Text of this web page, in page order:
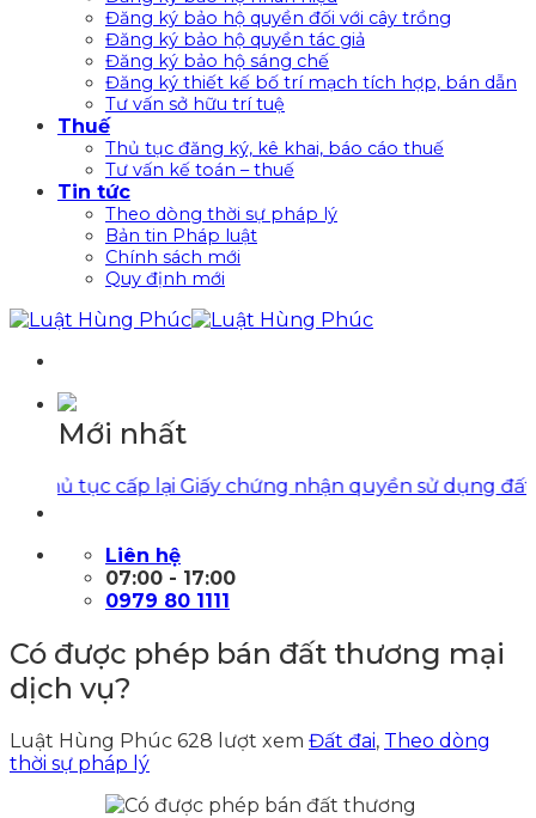
Đăng ký bảo hộ quyền đối với cây trồng
Đăng ký bảo hộ quyền tác giả
Đăng ký bảo hộ sáng chế
Đăng ký thiết kế bố trí mạch tích hợp, bán dẫn
Tư vấn sở hữu trí tuệ
Thuế
Thủ tục đăng ký, kê khai, báo cáo thuế
Tư vấn kế toán – thuế
Tin tức
Theo dòng thời sự pháp lý
Bản tin Pháp luật
Chính sách mới
Quy định mới
Mới nhất
tục cấp lại Giấy chứng nhận quyền sử dụng đất|
Liên hệ
07:00 - 17:00
0979 80 1111
Có được phép bán đất thương mại
dịch vụ?
Luật Hùng Phúc 628 lượt xem Đất đai, Theo dòng
thời sự pháp lý